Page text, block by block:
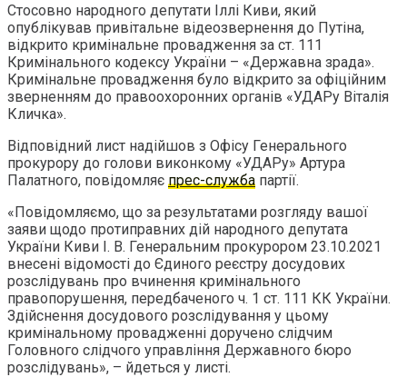
Стосовно народного депутати Іллі Киви, який
опублікував привітальне відеозвернення до Путіна,
відкрито кримінальне провадження за ст. 111
Кримінального кодексу України – «Державна зрада».
Кримінальне провадження було відкрито за офіційним
зверненням до правоохоронних органів «УДАРу Віталія
Кличка».
Відповідний лист надійшов з Офісу Генерального
прокурору до голови виконкому «УДАРу» Артура
Палатного, повідомляє прес-служба партії.
«Повідомляємо, що за результатами розгляду вашої
заяви щодо протиправних дій народного депутата
України Киви І. В. Генеральним прокурором 23.10.2021
внесені відомості до Єдиного реєстру досудових
розслідувань про вчинення кримінального
правопорушення, передбаченого ч. 1 ст. 111 КК України.
Здійснення досудового розслідування у цьому
кримінальному провадженні доручено слідчим
Головного слідчого управління Державного бюро
розслідувань», – йдеться у листі.